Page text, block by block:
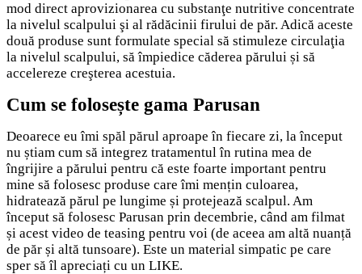
mod direct aprovizionarea cu substanţe nutritive concentrate
la nivelul scalpului şi al rădăcinii firului de păr. Adică aceste
două produse sunt formulate special să stimuleze circulaţia
la nivelul scalpului, să împiedice căderea părului și să
accelereze creşterea acestuia.
Cum se folosește gama Parusan
Deoarece eu îmi spăl părul aproape în fiecare zi, la început
nu știam cum să integrez tratamentul în rutina mea de
îngrijire a părului pentru că este foarte important pentru
mine să folosesc produse care îmi mențin culoarea,
hidratează părul pe lungime și protejează scalpul. Am
început să folosesc Parusan prin decembrie, când am filmat
și acest video de teasing pentru voi (de aceea am altă nuanță
de păr și altă tunsoare). Este un material simpatic pe care
sper să îl apreciați cu un LIKE.